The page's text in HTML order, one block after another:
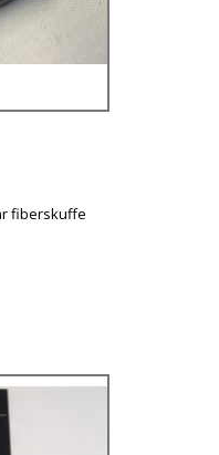
fiberskuffe